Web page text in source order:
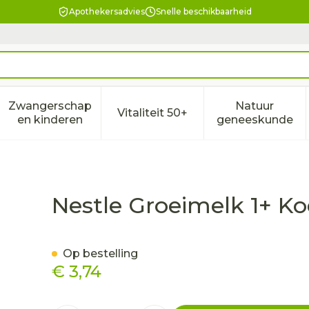
Apothekersadvies Snelle beschikbaarheid
verzorging en hygiëne categorie
voor Dieet, voeding en vitamines categorie
Zwangerschap
en kinderenToon submenu voor Zwangerschap en
Vitaliteit 50+Toon submenu voor
Natuur
geneeskunde
Toon
Tetra 1l
Nestle Groeimelk 1+
€ 3,74
Op bestelling